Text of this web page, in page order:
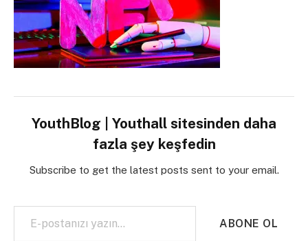
YouthBlog | Youthall sitesinden daha
fazla şey keşfedin
Subscribe to get the latest posts sent to your email.
E-postanızı yazın…
ABONE OL